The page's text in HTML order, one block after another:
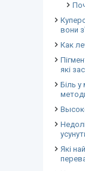
вони
Как
які
Біль
Які